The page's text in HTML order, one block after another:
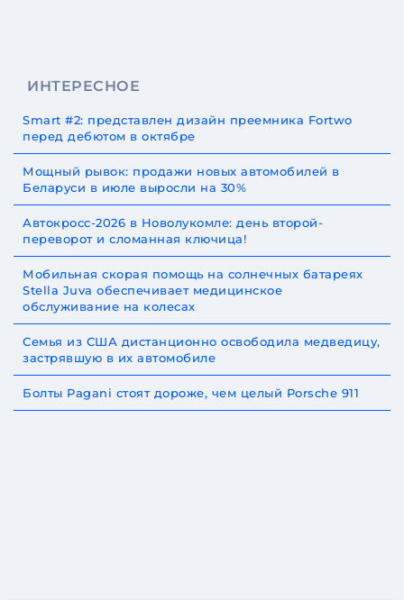
ИНТЕРЕСНОЕ
Smart #2: представлен дизайн преемника Fortwo
перед дебютом в октябре
Мощный рывок: продажи новых автомобилей в
Беларуси в июле выросли на 30%
Автокросс-2026 в Новолукомле: день второй-
переворот и сломанная ключица!
Мобильная скорая помощь на солнечных батареях
Stella Juva обеспечивает медицинское
обслуживание на колесах
Семья из США дистанционно освободила медведицу,
застрявшую в их автомобиле
Болты Pagani стоят дороже, чем целый Porsche 911